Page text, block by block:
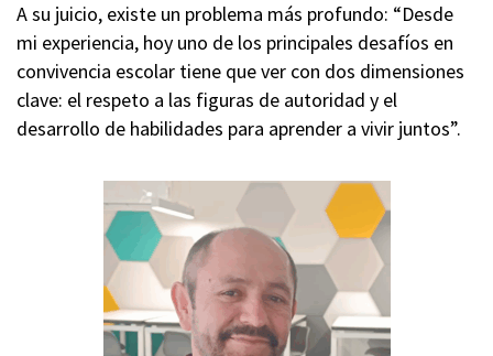
A su juicio, existe un problema más profundo: “Desde
mi experiencia, hoy uno de los principales desafíos en
convivencia escolar tiene que ver con dos dimensiones
clave: el respeto a las figuras de autoridad y el
desarrollo de habilidades para aprender a vivir juntos”.